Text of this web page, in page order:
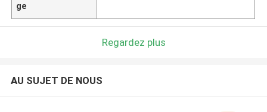
ge
Regardez plus
AU SUJET DE NOUS